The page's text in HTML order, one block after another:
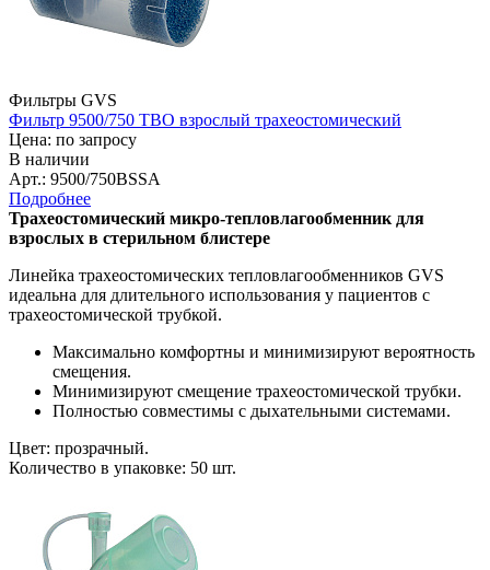
Фильтры GVS
Фильтр 9500/750 ТВО взрослый трахеостомический
Цена: по запросу
В наличии
Арт.: 9500/750BSSA
Подробнее
Трахеостомический микро-тепловлагообменник для
взрослых в стерильном блистере
Линейка трахеостомических тепловлагообменников GVS
идеальна для длительного использования у пациентов с
трахеостомической трубкой.
Максимально комфортны и минимизируют вероятность
смещения.
Минимизируют смещение трахеостомической трубки.
Полностью совместимы с дыхательными системами.
Цвет: прозрачный.
Количество в упаковке: 50 шт.